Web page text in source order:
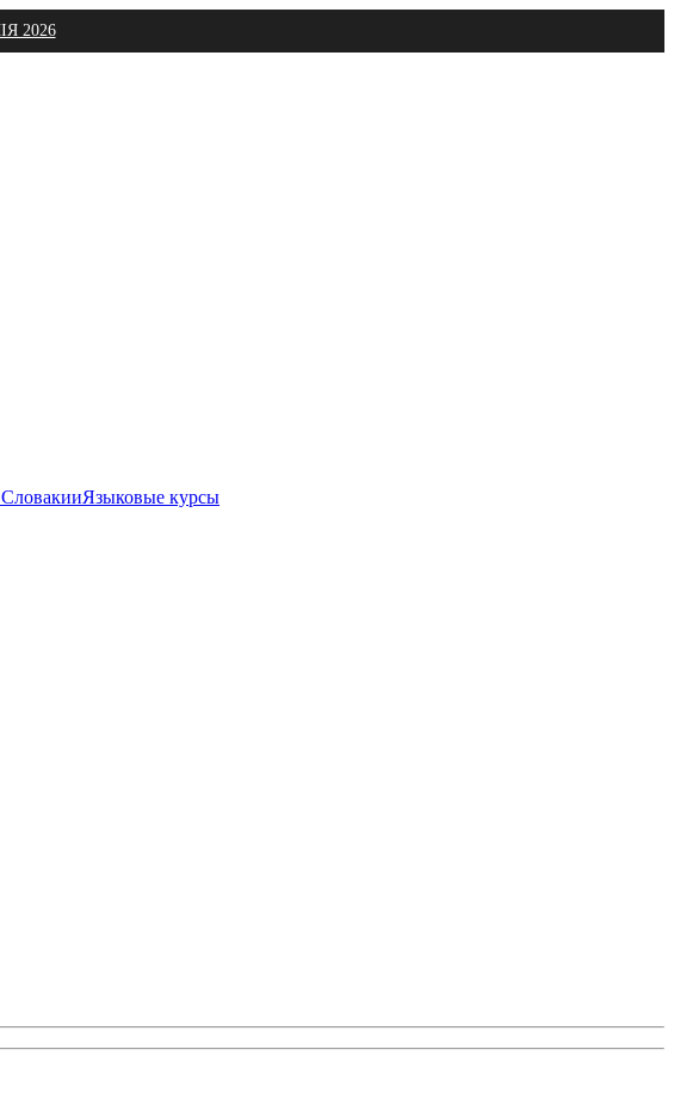
2026
Языковые курсы